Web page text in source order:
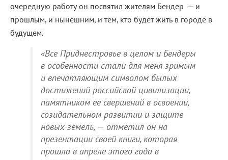
очередную работу он посвятил жителям Бендер — и
прошлым, и нынешним, и тем, кто будет жить в городе в
будущем.
«Все Приднестровье в целом и Бендеры
в особенности стали для меня зримым
и впечатляющим символом былых
достижений российской цивилизации,
памятником ее свершений в освоении,
созидательном развитии и защите
новых земель, — отметил он на
презентации своей книги, которая
прошла в апреле этого года в